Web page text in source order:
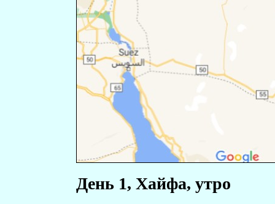
День 1, Хайфа, утро